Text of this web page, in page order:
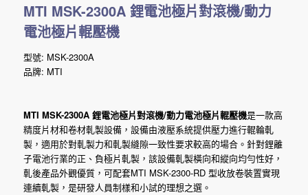
MTI MSK-2300A 鋰電池極片對滾機/動力
電池極片輥壓機
型號: MSK-2300A
品牌: MTI
MTI MSK-2300A 鋰電池極片對滾機/動力電池極片輥壓機是一款高
精度片材和卷材軋製設備，設備由液壓系統提供壓力進行輥輪軋
製，適用於對軋製力和軋製縫隙一致性要求較高的場合。針對鋰離
子電池行業的正、負極片軋製，該設備軋製橫向和縱向均勻性好，
軋後產品外觀優質，可配套MTI MSK-2300-RD 型收放卷裝置實現
連續軋製，是研發人員制樣和小試的理想之選。